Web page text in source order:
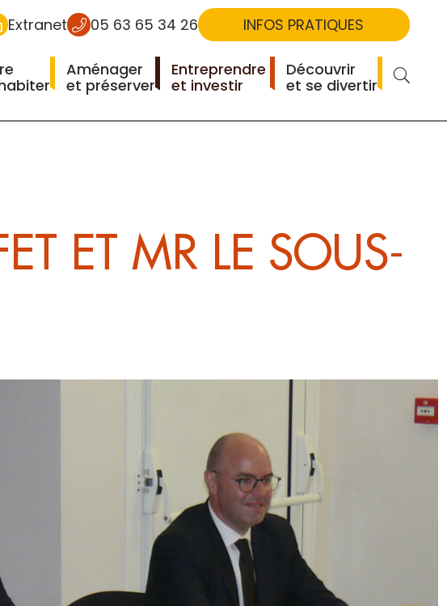
Extranet 05 63 65 34 26 INFOS PRATIQUES
Aménager
et préserver
Entreprendre
et investir
Découvrir
et se divertirRECHERCHER
ET MR LE SOUS-